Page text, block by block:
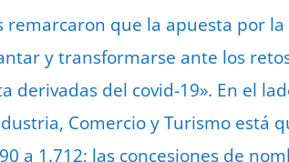
que la apuesta por la
y transformarse ante los
derivadas del covid-19». En el
Comercio y Turismo está
a 1.712; las concesiones de